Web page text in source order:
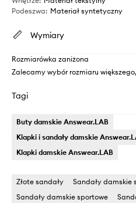
Podeszwa: Materiał syntetyczny
Wymiary
Rozmiarówka zaniżona
Zalecamy wybór rozmiaru
Tagi
Buty damskie Answear.LAB
Klapki i sandały damskie
Klapki damskie Answear.LAB
Złote sandały
Sandały damskie
Sandały damskie sportowe